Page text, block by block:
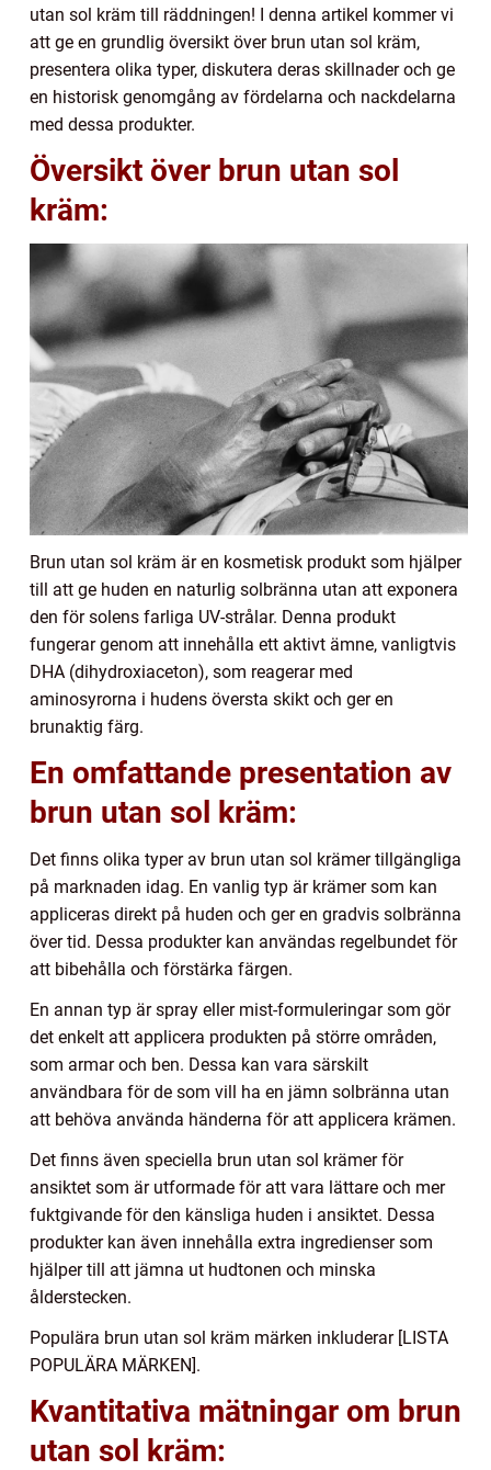
utan sol kräm till räddningen! I denna artikel kommer vi
att ge en grundlig översikt över brun utan sol kräm,
presentera olika typer, diskutera deras skillnader och ge
en historisk genomgång av fördelarna och nackdelarna
med dessa produkter.
Översikt över brun utan sol
kräm:
Brun utan sol kräm är en kosmetisk produkt som hjälper
till att ge huden en naturlig solbränna utan att exponera
den för solens farliga UV-strålar. Denna produkt
fungerar genom att innehålla ett aktivt ämne, vanligtvis
DHA (dihydroxiaceton), som reagerar med
aminosyrorna i hudens översta skikt och ger en
brunaktig färg.
En omfattande presentation av
brun utan sol kräm:
Det finns olika typer av brun utan sol krämer tillgängliga
på marknaden idag. En vanlig typ är krämer som kan
appliceras direkt på huden och ger en gradvis solbränna
över tid. Dessa produkter kan användas regelbundet för
att bibehålla och förstärka färgen.
En annan typ är spray eller mist-formuleringar som gör
det enkelt att applicera produkten på större områden,
som armar och ben. Dessa kan vara särskilt
användbara för de som vill ha en jämn solbränna utan
att behöva använda händerna för att applicera krämen.
Det finns även speciella brun utan sol krämer för
ansiktet som är utformade för att vara lättare och mer
fuktgivande för den känsliga huden i ansiktet. Dessa
produkter kan även innehålla extra ingredienser som
hjälper till att jämna ut hudtonen och minska
ålderstecken.
Populära brun utan sol kräm märken inkluderar [LISTA
POPULÄRA MÄRKEN].
Kvantitativa mätningar om brun
utan sol kräm: